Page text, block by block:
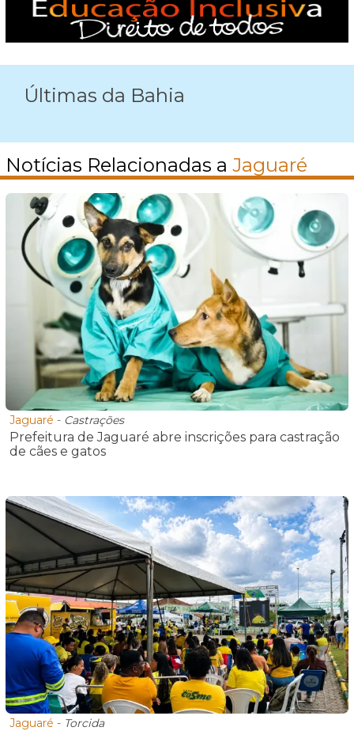
Últimas da Bahia
Notícias Relacionadas a Jaguaré
Jaguaré - Castrações
Prefeitura de Jaguaré abre inscrições para castração
de cães e gatos
Jaguaré - Torcida